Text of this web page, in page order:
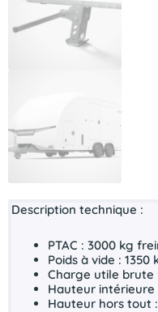
Description technique :
PTAC : 3000 kg
Poids à vide :
Charge utile brute
Hauteur intérieure
Hauteur hors tout